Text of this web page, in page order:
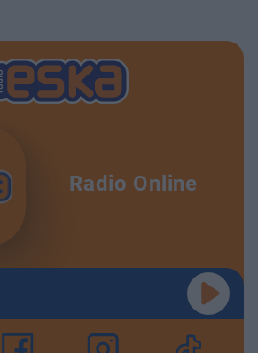
Radio Online